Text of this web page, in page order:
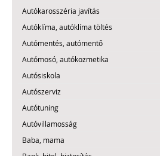
Autókarosszéria javítás
Autóklíma, autóklíma töltés
Autómentés, autómentő
Autómosó, autókozmetika
Autósiskola
Autószerviz
Autótuning
Autóvillamosság
Baba, mama